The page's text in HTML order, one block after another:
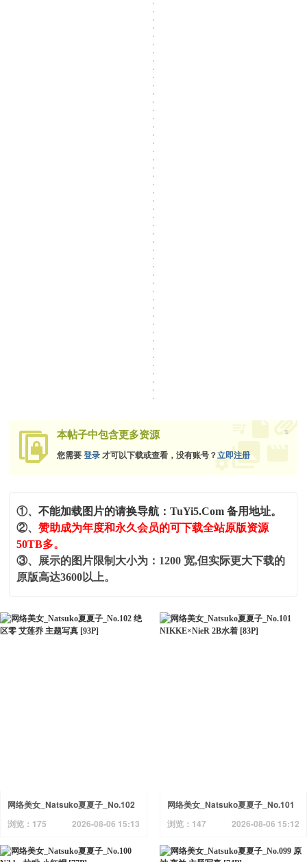
本帖子中包含更多资源
您需要登录 才可以下载或查看，没有账号？立即注册
x
①、不能加载图片的请换导航：TuYi5.Com 备用地址。
②、赞助成为年度和永久会员的可下载全站原版资源
50TB多。
③、展示的图片限制大小为：1200 宽,但实际更大下载的
原版高达3600以上。
网络美女_Natsuko夏夏子_No.102
绝区零 艾莲乔 主题写真 [93P]
浏览：175 2026-08-06 15:13
网络美女_Natsuko夏夏子_No.101
NIKKE×NieR 2B水着 [83P]
浏览：147 2026-08-06 15:12